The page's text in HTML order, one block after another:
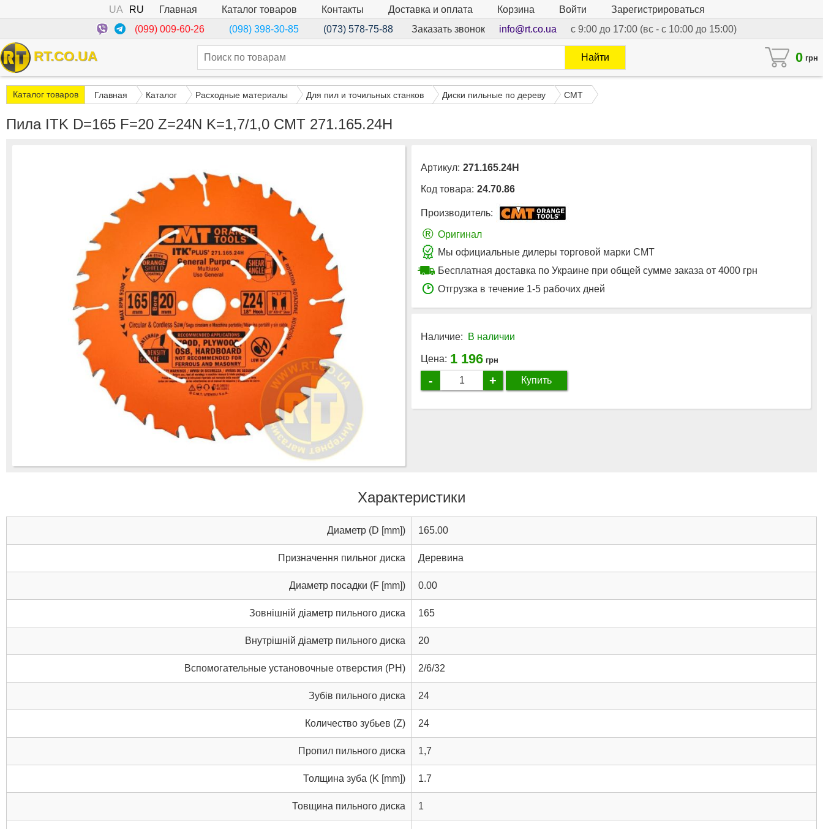
UA RU Главная Каталог товаров Контакты Доставка и оплата Корзина Войти
Зарегистрироваться
(099) 009-60-26
(098) 398-30-85 (073) 578-75-88 Заказать звонок info@rt.co.ua с 9:00 до 17:00 (вс - с 10:00 до 15:00)
RT.CO.UA 0 грн
Найти
Каталог товаров Главная Каталог Расходные материалы Для пил и точильных станков Диски пильные по дереву CMT
Пила ITK D=165 F=20 Z=24N K=1,7/1,0 CMT 271.165.24H
Артикул: 271.165.24H
Код товара: 24.70.86
Производитель:
® Оригинал
Мы официальные дилеры торговой марки CMT
Бесплатная доставка по Украине при общей сумме заказа от 4000 грн
Отгрузка в течение 1-5 рабочих дней
Наличие: В наличии
Цена: 1 196 грн
- + Купить
Характеристики
Диаметр (D [mm]) 165.00
Призначення пильног диска Деревина
Диаметр посадки (F [mm]) 0.00
Зовнішній діаметр пильного диска 165
Внутрішній діаметр пильного диска 20
Вспомогательные установочные отверстия (PH) 2/6/32
Зубів пильного диска 24
Количество зубьев (Z) 24
Пропил пильного диска 1,7
Толщина зуба (K [mm]) 1.7
Товщина пильного диска 1